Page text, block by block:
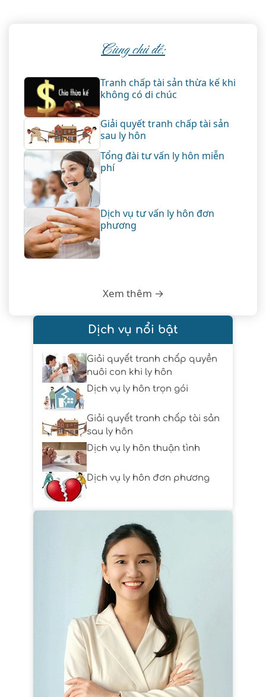
Cùng chủ đề:
Tranh chấp tài sản thừa kế khi
không có di chúc
Giải quyết tranh chấp tài sản
sau ly hôn
Tổng đài tư vấn ly hôn miễn
phí
Dịch vụ tư vấn ly hôn đơn
phương
Xem thêm →
Dịch vụ nổi bật
Giải quyết tranh chấp quyền
nuôi con khi ly hôn
Dịch vụ ly hôn trọn gói
Giải quyết tranh chấp tài sản
sau ly hôn
Dịch vụ ly hôn thuận tình
Dịch vụ ly hôn đơn phương